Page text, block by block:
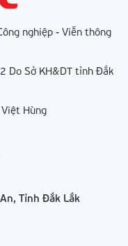
nghiệp - Viễn thông
Do Sở KH&DT tỉnh Đắk
Hùng
Tỉnh Đắk Lắk